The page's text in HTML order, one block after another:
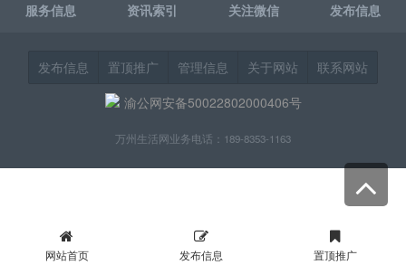
服务信息
资讯索引 关注微信 发布信息
发布信息 置顶推广 管理信息 关于网站
联系网站
渝公网安备50022802000406号
万州生活网业务电话：189-8353-1163
网站首页 发布信息 置顶推广